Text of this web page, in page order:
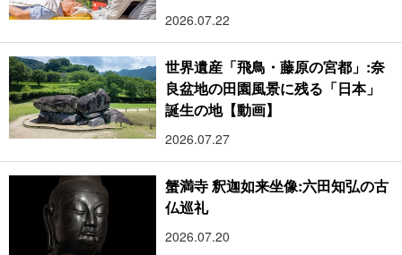
2026.07.22
世界遺産「飛鳥・藤原の宮都」:奈
良盆地の田園風景に残る「日本」
誕生の地【動画】
2026.07.27
蟹満寺 釈迦如来坐像:六田知弘の古
仏巡礼
2026.07.20